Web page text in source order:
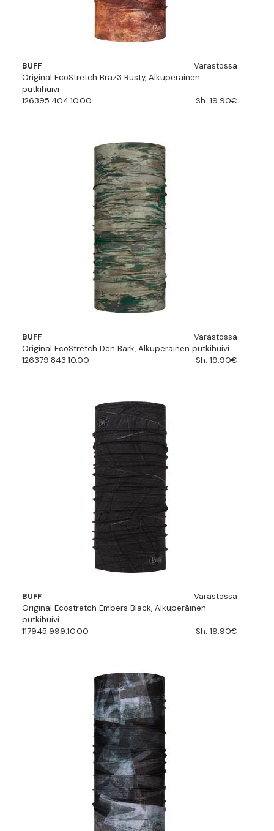
BUFF
Varastossa
Original EcoStretch Braz3 Rusty, Alkuperäinen
putkihuivi
126395.404.10.00
Sh. 19.90€
BUFF
Varastossa
Original EcoStretch Den Bark, Alkuperäinen putkihuivi
126379.843.10.00
Sh. 19.90€
BUFF
Varastossa
Original Ecostretch Embers Black, Alkuperäinen
putkihuivi
117945.999.10.00
Sh. 19.90€